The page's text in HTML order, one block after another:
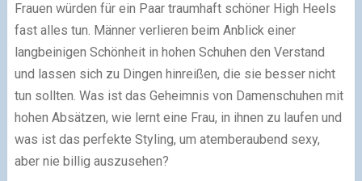
Frauen würden für ein Paar traumhaft schöner High Heels
fast alles tun. Männer verlieren beim Anblick einer
langbeinigen Schönheit in hohen Schuhen den Verstand
und lassen sich zu Dingen hinreißen, die sie besser nicht
tun sollten. Was ist das Geheimnis von Damenschuhen mit
hohen Absätzen, wie lernt eine Frau, in ihnen zu laufen und
was ist das perfekte Styling, um atemberaubend sexy,
aber nie billig auszusehen?